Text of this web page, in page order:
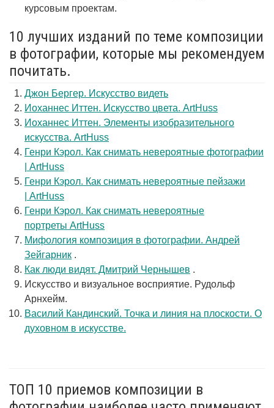
курсовым проектам.
10 лучших изданий по теме композиции
в фотографии, которые мы рекомендуем
почитать.
Джон Бергер. Искусство видеть
Иоханнес Иттен. Искусство цвета. ArtHuss
Иоханнес Иттен. Элементы изобразительного
искусства. ArtHuss
Генри Кэрол. Как снимать невероятные фотографии
| ArtHuss
Генри Кэрол. Как снимать невероятные пейзажи
| ArtHuss
Генри Кэрол. Как снимать невероятные
портреты ArtHuss
Мифология композиция в фотографии. Андрей
Зейгарник .
Как люди видят. Дмитрий Чернышев .
Искусство и визуальное восприятие. Рудольф
Арнхейм.
Василий Кандинский. Точка и линия на плоскости. О
духовном в искусстве.
ТОП 10 приемов композиции в